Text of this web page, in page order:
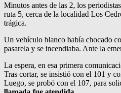
Minutos antes de las 2, los
ruta 5, cerca de la localidad Los
trágica.
Un vehículo blanco había chocado
pasarela y se incendiaba. Ante la
La espera, en esa primera
Tras cortar, se insistió con el 101 y
Luego, se probó con el 107, para